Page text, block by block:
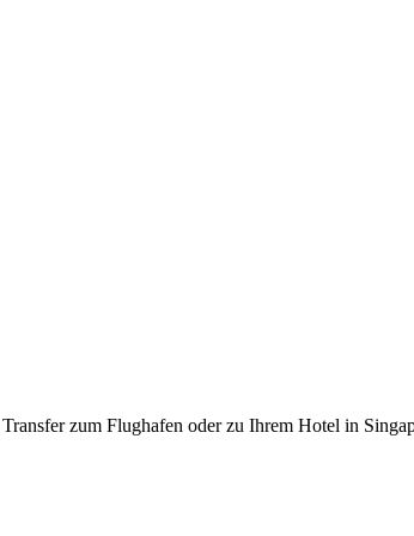
zum Flughafen oder zu Ihrem Hotel in